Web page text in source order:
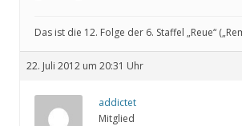
Das ist die 12. Folge der 6. Staffel „Reue“
22. Juli 2012 um 20:31 Uhr
addictet
Mitglied